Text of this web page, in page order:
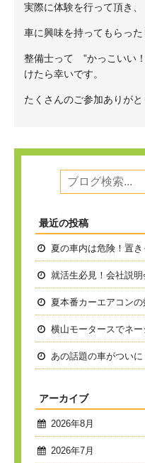
実際に体験を行って頂き、
車に興味を持ってもらった
整備士って ”かっこいい
けたら幸いです。
たくさんのご参加ありが
最近の投稿
夏の車内は危険！置き
就活生必見！会社説
夏本番カーエアコン
横山モータースでネ
あの話題の車がついに
アーカイブ
2026年8月
2026年7月